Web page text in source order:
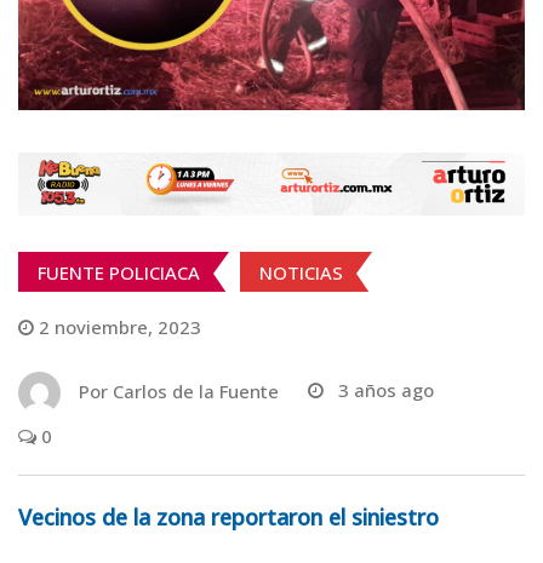
FUENTE POLICIACA NOTICIAS
2 noviembre, 2023
Por Carlos de la Fuente
3 años ago
0
Vecinos de la zona reportaron el siniestro